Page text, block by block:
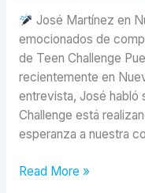
José Martínez en
emocionados de
de Teen Challenge
recientemente en
entrevista, José habló
Challenge está
esperanza a nuestra
Read More »